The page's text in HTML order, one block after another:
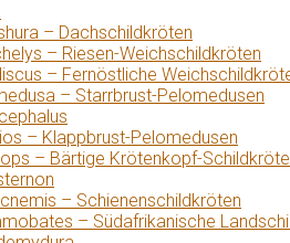
– Dachschildkröten
– Riesen-Weichschildkröten
– Fernöstliche
– Starrbrust-Pelomedusen
– Klappbrust-Pelomedusen
– Bärtige Krötenkopf-
– Schienenschildkröten
– Südafrikanische